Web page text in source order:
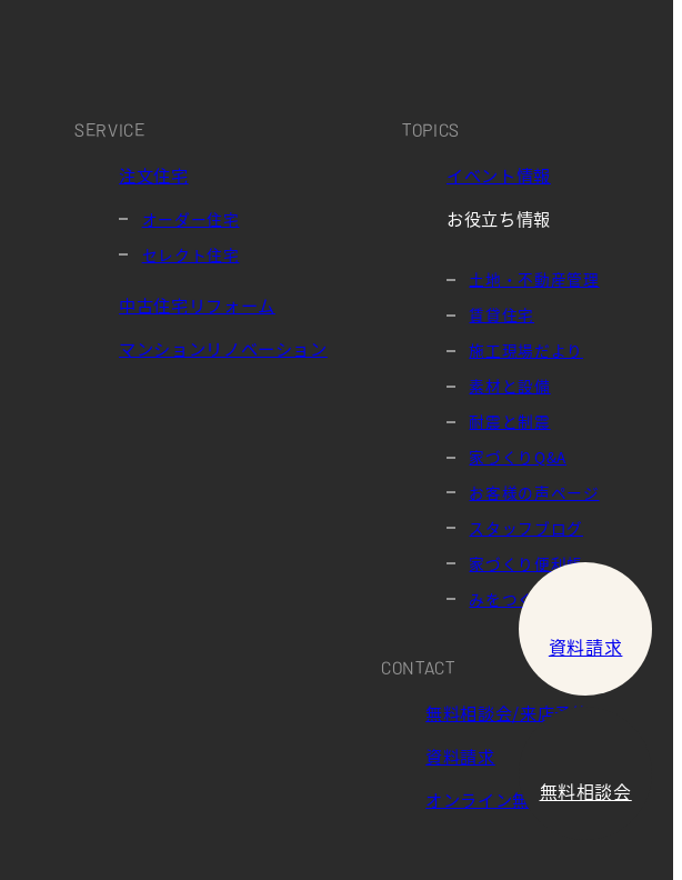
資料請求
無料相談会
SERVICE
注文住宅
オーダー住宅
セレクト住宅
中古住宅リフォーム
マンションリノベーション
TOPICS
イベント情報
お役立ち情報
土地・不動産管理
賃貸住宅
施工現場だより
素材と設備
耐震と制震
家づくりQ&A
お客様の声ページ
スタッフブログ
家づくり便利帳
みをつくし
CONTACT
無料相談会/来店予約
資料請求
オンライン無料相談会